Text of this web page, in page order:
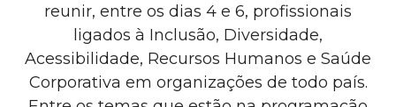
reunir, entre os dias 4 e 6, profissionais
ligados à Inclusão, Diversidade,
Acessibilidade, Recursos Humanos e Saúde
Corporativa em organizações de todo país.